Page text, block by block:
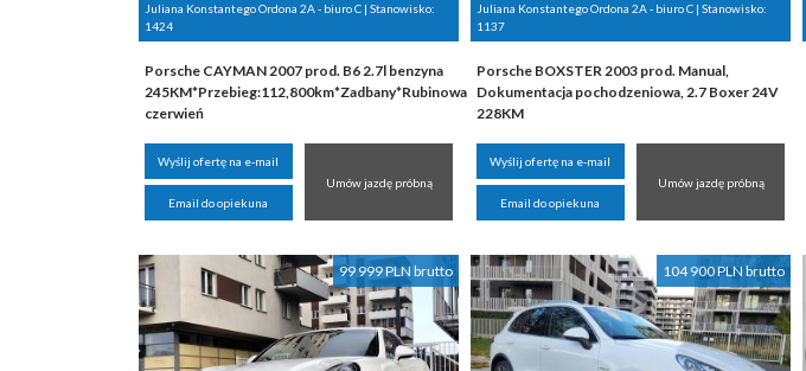
Juliana Konstantego Ordona 2A - biuro C | Stanowisko:
1424
Porsche CAYMAN 2007 prod. B6 2.7l benzyna
245KM*Przebieg:112,800km*Zadbany*Rubinowa
czerwień
Wyślij ofertę na e-mail
Email do opiekuna
Umów jazdę próbną
Juliana Konstantego Ordona 2A - biuro C | Stanowisko:
1137
Porsche BOXSTER 2003 prod. Manual,
Dokumentacja pochodzeniowa, 2.7 Boxer 24V
228KM
Wyślij ofertę na e-mail
Email do opiekuna
Umów jazdę próbną
99 999 PLN brutto 104 900 PLN brutto